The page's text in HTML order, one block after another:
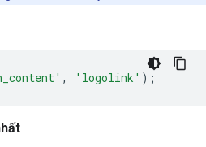
, 'logolink' );